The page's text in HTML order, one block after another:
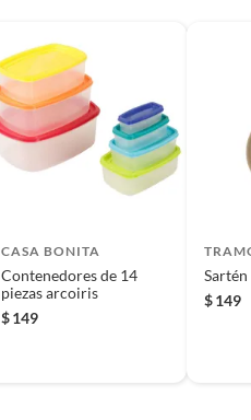
CASA BONITA
Contenedores de 14
piezas arcoiris
$ 149
$149